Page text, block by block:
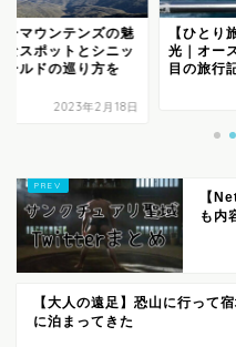
とり旅】シドニー観
オーストラリア2日
旅行記
シンガポ
ルメ｜こ
いでしょ
【
も内
【大人の遠足】恐山に行って
に泊まってきた